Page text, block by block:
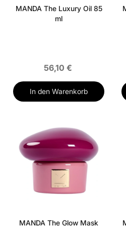
MANDA The Luxury Oil 85
ml
56,10 €
In den Warenkorb
MANDA The Glow Mask